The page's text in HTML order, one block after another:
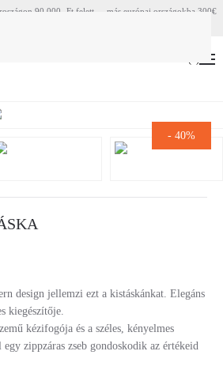
90 000.-Ft felett - más európai országokba 300€
- 40%
design jellemzi ezt a kistáskánkat. Elegáns
kiegészítője.
kézifogója és a széles, kényelmes
zippzáras zseb gondoskodik az értékeid